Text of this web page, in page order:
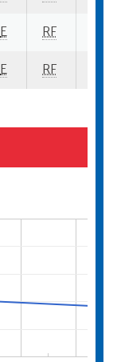
E RF
E RF